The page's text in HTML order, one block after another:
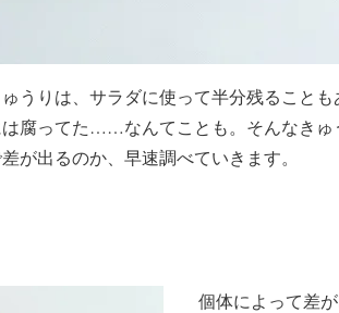
うりは、サラダに使って半分残ること
腐ってた……なんてことも。そんなきゅ
が出るのか、早速調べていきます。
個体によって差